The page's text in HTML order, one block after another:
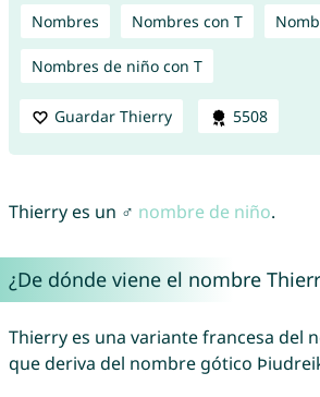
Nombres Nombres con T
Nombres de niño con T
Guardar Thierry 5508
Thierry es un ♂ nombre de niño.
¿De dónde viene el nombre
Thierry es una variante francesa del
que deriva del nombre gótico